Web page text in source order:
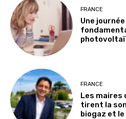
FRANCE
Une
FRANCE
Les maires
tirent la
biogaz et